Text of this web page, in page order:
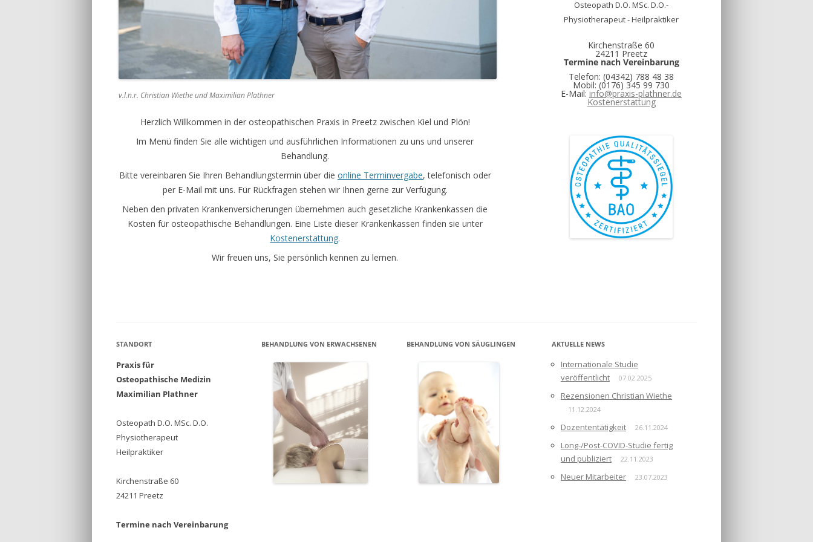
v.l.n.r. Christian Wiethe und Maximilian Plathner
Herzlich Willkommen in der osteopathischen Praxis in Preetz zwischen Kiel und Plön!
Im Menü finden Sie alle wichtigen und ausführlichen Informationen zu uns und unserer
Behandlung.
Bitte vereinbaren Sie Ihren Behandlungstermin über die online Terminvergabe, telefonisch oder
per E-Mail mit uns. Für Rückfragen stehen wir Ihnen gerne zur Verfügung.
Neben den privaten Krankenversicherungen übernehmen auch gesetzliche Krankenkassen die
Kosten für osteopathische Behandlungen. Eine Liste dieser Krankenkassen finden sie unter
Kostenerstattung.
Wir freuen uns, Sie persönlich kennen zu lernen.
Osteopath D.O. MSc. D.O.-
Physiotherapeut - Heilpraktiker
Kirchenstraße 60
24211 Preetz
Termine nach Vereinbarung
Telefon: (04342) 788 48 38
Mobil: (0176) 345 99 730
E-Mail: info@praxis-plathner.de
Kostenerstattung
STANDORT
Praxis für
Osteopathische Medizin
Maximilian Plathner
Osteopath D.O. MSc. D.O.
Physiotherapeut
Heilpraktiker
Kirchenstraße 60
24211 Preetz
Termine nach Vereinbarung
BEHANDLUNG VON ERWACHSENEN BEHANDLUNG VON SÄUGLINGEN AKTUELLE NEWS
Internationale Studie
veröffentlicht
07.02.2025
Rezensionen Christian Wiethe
11.12.2024
Dozententätigkeit 26.11.2024
Long-/Post-COVID-Studie fertig
und publiziert
22.11.2023
Neuer Mitarbeiter 23.07.2023